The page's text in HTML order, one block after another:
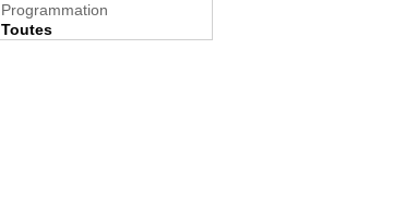
Programmation
Toutes